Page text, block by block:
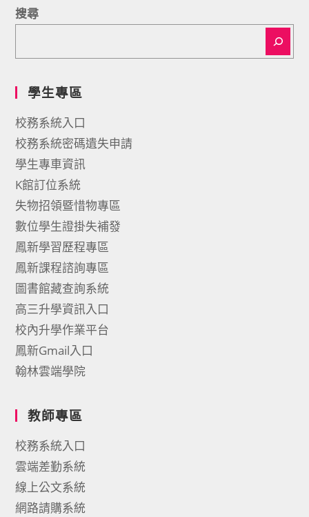
搜尋
學生專區
校務系統入口
校務系統密碼遺失申請
學生專車資訊
K館訂位系統
失物招領暨惜物專區
數位學生證掛失補發
鳳新學習歷程專區
鳳新課程諮詢專區
圖書館藏查詢系統
高三升學資訊入口
校內升學作業平台
鳳新Gmail入口
翰林雲端學院
教師專區
校務系統入口
雲端差勤系統
線上公文系統
網路請購系統